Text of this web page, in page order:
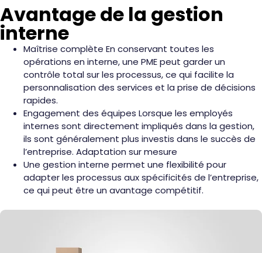
Avantage de la gestion
interne
Maîtrise complète En conservant toutes les
opérations en interne, une PME peut garder un
contrôle total sur les processus, ce qui facilite la
personnalisation des services et la prise de décisions
rapides.
Engagement des équipes Lorsque les employés
internes sont directement impliqués dans la gestion,
ils sont généralement plus investis dans le succès de
l’entreprise. Adaptation sur mesure
Une gestion interne permet une flexibilité pour
adapter les processus aux spécificités de l’entreprise,
ce qui peut être un avantage compétitif.